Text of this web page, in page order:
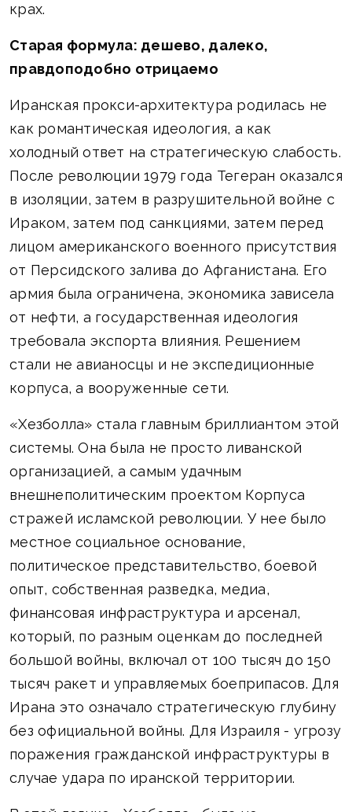
крах.
Старая формула: дешево, далеко,
правдоподобно отрицаемо
Иранская прокси-архитектура родилась не
как романтическая идеология, а как
холодный ответ на стратегическую слабость.
После революции 1979 года Тегеран оказался
в изоляции, затем в разрушительной войне с
Ираком, затем под санкциями, затем перед
лицом американского военного присутствия
от Персидского залива до Афганистана. Его
армия была ограничена, экономика зависела
от нефти, а государственная идеология
требовала экспорта влияния. Решением
стали не авианосцы и не экспедиционные
корпуса, а вооруженные сети.
«Хезболла» стала главным бриллиантом этой
системы. Она была не просто ливанской
организацией, а самым удачным
внешнеполитическим проектом Корпуса
стражей исламской революции. У нее было
местное социальное основание,
политическое представительство, боевой
опыт, собственная разведка, медиа,
финансовая инфраструктура и арсенал,
который, по разным оценкам до последней
большой войны, включал от 100 тысяч до 150
тысяч ракет и управляемых боеприпасов. Для
Ирана это означало стратегическую глубину
без официальной войны. Для Израиля - угрозу
поражения гражданской инфраструктуры в
случае удара по иранской территории.